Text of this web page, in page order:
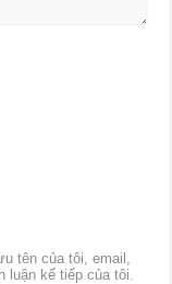
tên của tôi, email,
luận kế tiếp của tôi.